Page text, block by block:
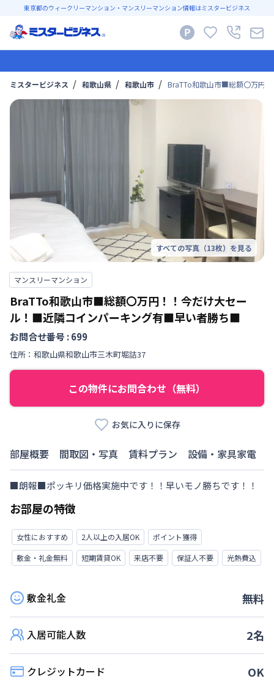
東京都のウィークリーマンション・マンスリーマンション情報はミスタービジネス
ミスタービジネス 和歌山県 和歌山市 BraTTo和歌山市■総額〇万円
すべての写真（13枚）を見る
マンスリーマンション
BraTTo和歌山市■総額〇万円！！今だけ大セー
ル！■近隣コインパーキング有■早い者勝ち■
お問合せ番号 :699
住所： 和歌山県和歌山市三木町堀詰37
この物件にお問合わせ（無料）
お気に入りに保存
部屋概要 間取図・写真 賃料プラン 設備・家具家電
■朗報■ポッキリ価格実施中です！！早いモノ勝ちです！！
お部屋の特徴
女性におすすめ 2人以上の入居OK
ポイント獲得
敷金・礼金無料
短期賃貸OK 来店不要 保証人不要 光熱費込
敷金礼金 無料
入居可能人数 2名
クレジットカード OK